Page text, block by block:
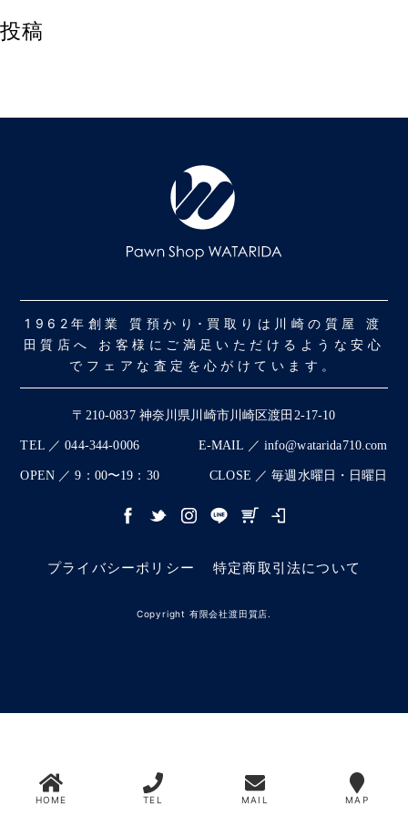
投稿
1962年創業 質預かり･買取りは川崎の質屋 渡
田質店へ お客様にご満足いただけるような安心
でフェアな査定を心がけています。
〒210-0837 神奈川県川崎市川崎区渡田2-17-10
TEL ／ 044-344-0006 E-MAIL ／ info@watarida710.com
OPEN ／ 9：00〜19：30 CLOSE ／ 毎週水曜日・日曜日
プライバシーポリシー 特定商取引法について
Copyright 有限会社渡田質店.
HOME TEL MAIL MAP